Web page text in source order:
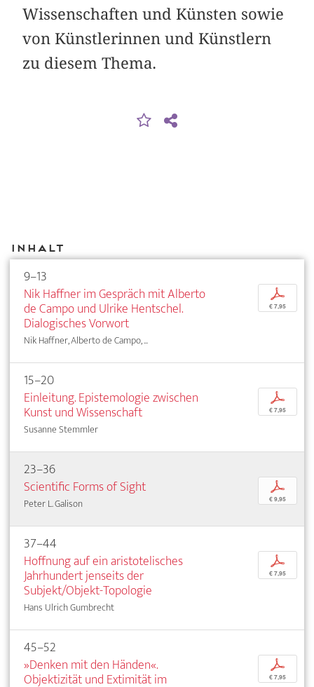
Wissenschaften und Künsten sowie
von Künstlerinnen und Künstlern
zu diesem Thema.
Inhalt
9–13
Nik Haffner im Gespräch mit Alberto
de Campo und Ulrike Hentschel.
Dialogisches Vorwort
Nik Haffner, Alberto de Campo, ...
p
€ 7,95
15–20
Einleitung. Epistemologie zwischen
Kunst und Wissenschaft
Susanne Stemmler
p
€ 7,95
23–36
Scientific Forms of Sight
Peter L. Galison
p
€ 9,95
37–44
Hoffnung auf ein aristotelisches
Jahrhundert jenseits der
Subjekt/Objekt-Topologie
Hans Ulrich Gumbrecht
p
€ 7,95
45–52
»Denken mit den Händen«.
Objektizität und Extimität im
p
€ 7,95